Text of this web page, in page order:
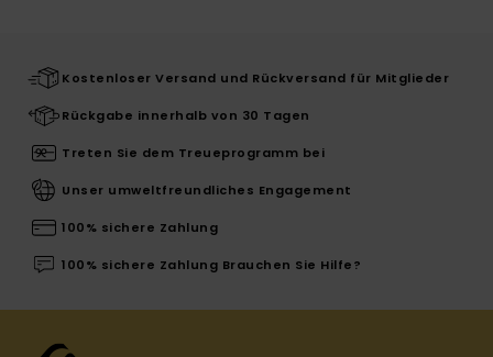
Kostenloser Versand und Rückversand für Mitglieder
Rückgabe innerhalb von 30 Tagen
Treten Sie dem Treueprogramm bei
Unser umweltfreundliches Engagement
100% sichere Zahlung
100% sichere Zahlung Brauchen Sie Hilfe?